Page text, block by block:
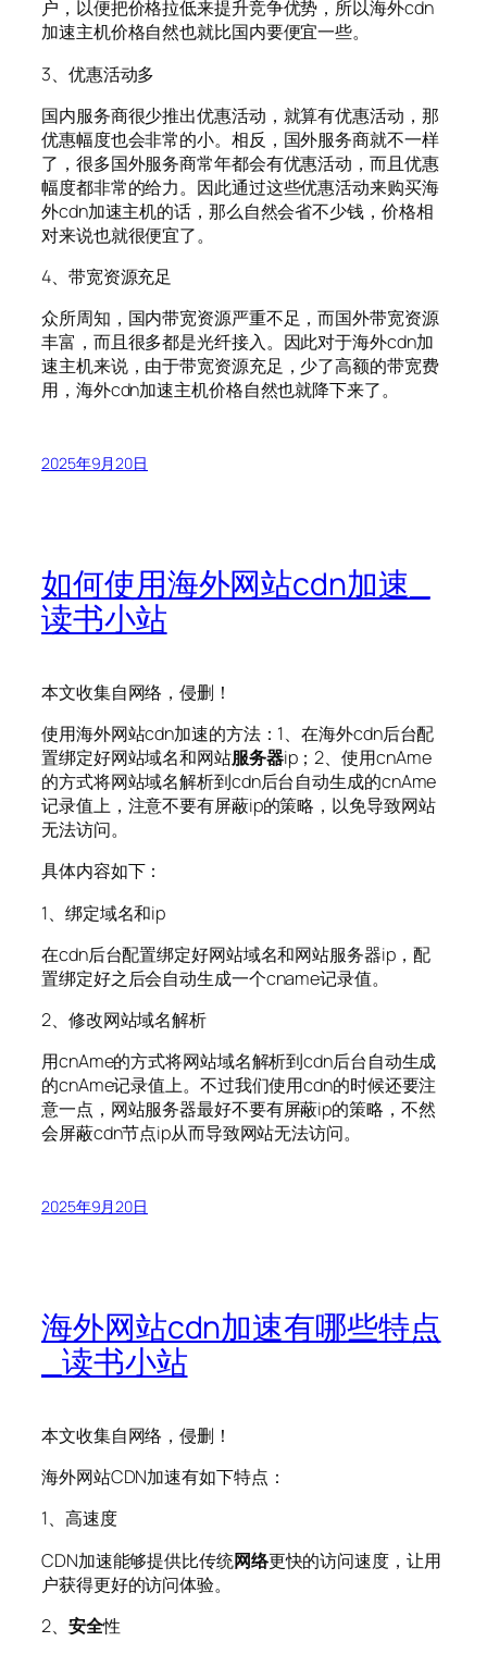
户，以便把价格拉低来提升竞争优势，所以海外cdn
加速主机价格自然也就比国内要便宜一些。
3、优惠活动多
国内服务商很少推出优惠活动，就算有优惠活动，那
优惠幅度也会非常的小。相反，国外服务商就不一样
了，很多国外服务商常年都会有优惠活动，而且优惠
幅度都非常的给力。因此通过这些优惠活动来购买海
外cdn加速主机的话，那么自然会省不少钱，价格相
对来说也就很便宜了。
4、带宽资源充足
众所周知，国内带宽资源严重不足，而国外带宽资源
丰富，而且很多都是光纤接入。因此对于海外cdn加
速主机来说，由于带宽资源充足，少了高额的带宽费
用，海外cdn加速主机价格自然也就降下来了。
2025年9月20日
如何使用海外网站cdn加速_
读书小站
本文收集自网络，侵删！
使用海外网站cdn加速的方法：1、在海外cdn后台配
置绑定好网站域名和网站服务器ip；2、使用cnAme
的方式将网站域名解析到cdn后台自动生成的cnAme
记录值上，注意不要有屏蔽ip的策略，以免导致网站
无法访问。
具体内容如下：
1、绑定域名和ip
在cdn后台配置绑定好网站域名和网站服务器ip，配
置绑定好之后会自动生成一个cname记录值。
2、修改网站域名解析
用cnAme的方式将网站域名解析到cdn后台自动生成
的cnAme记录值上。不过我们使用cdn的时候还要注
意一点，网站服务器最好不要有屏蔽ip的策略，不然
会屏蔽cdn节点ip从而导致网站无法访问。
2025年9月20日
海外网站cdn加速有哪些特点
_读书小站
本文收集自网络，侵删！
海外网站CDN加速有如下特点：
1、高速度
CDN加速能够提供比传统网络更快的访问速度，让用
户获得更好的访问体验。
2、 安全性